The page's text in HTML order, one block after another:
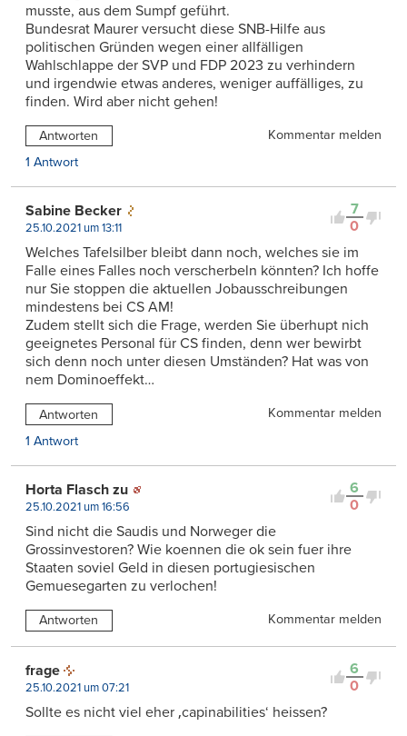
musste, aus dem Sumpf geführt.
Bundesrat Maurer versucht diese SNB-Hilfe aus
politischen Gründen wegen einer allfälligen
Wahlschlappe der SVP und FDP 2023 zu verhindern
und irgendwie etwas anderes, weniger auffälliges, zu
finden. Wird aber nicht gehen!
Antworten
Kommentar melden
1 Antwort
7
0
Sabine Becker
25.10.2021 um 13:11
Welches Tafelsilber bleibt dann noch, welches sie im
Falle eines Falles noch verscherbeln könnten? Ich hoffe
nur Sie stoppen die aktuellen Jobausschreibungen
mindestens bei CS AM!
Zudem stellt sich die Frage, werden Sie überhupt nich
geeignetes Personal für CS finden, denn wer bewirbt
sich denn noch unter diesen Umständen? Hat was von
nem Dominoeffekt…
Antworten
Kommentar melden
1 Antwort
6
0
Horta Flasch zu
25.10.2021 um 16:56
Sind nicht die Saudis und Norweger die
Grossinvestoren? Wie koennen die ok sein fuer ihre
Staaten soviel Geld in diesen portugiesischen
Gemuesegarten zu verlochen!
Antworten Kommentar melden
6
0
frage
25.10.2021 um 07:21
Sollte es nicht viel eher ‚capinabilities‘ heissen?